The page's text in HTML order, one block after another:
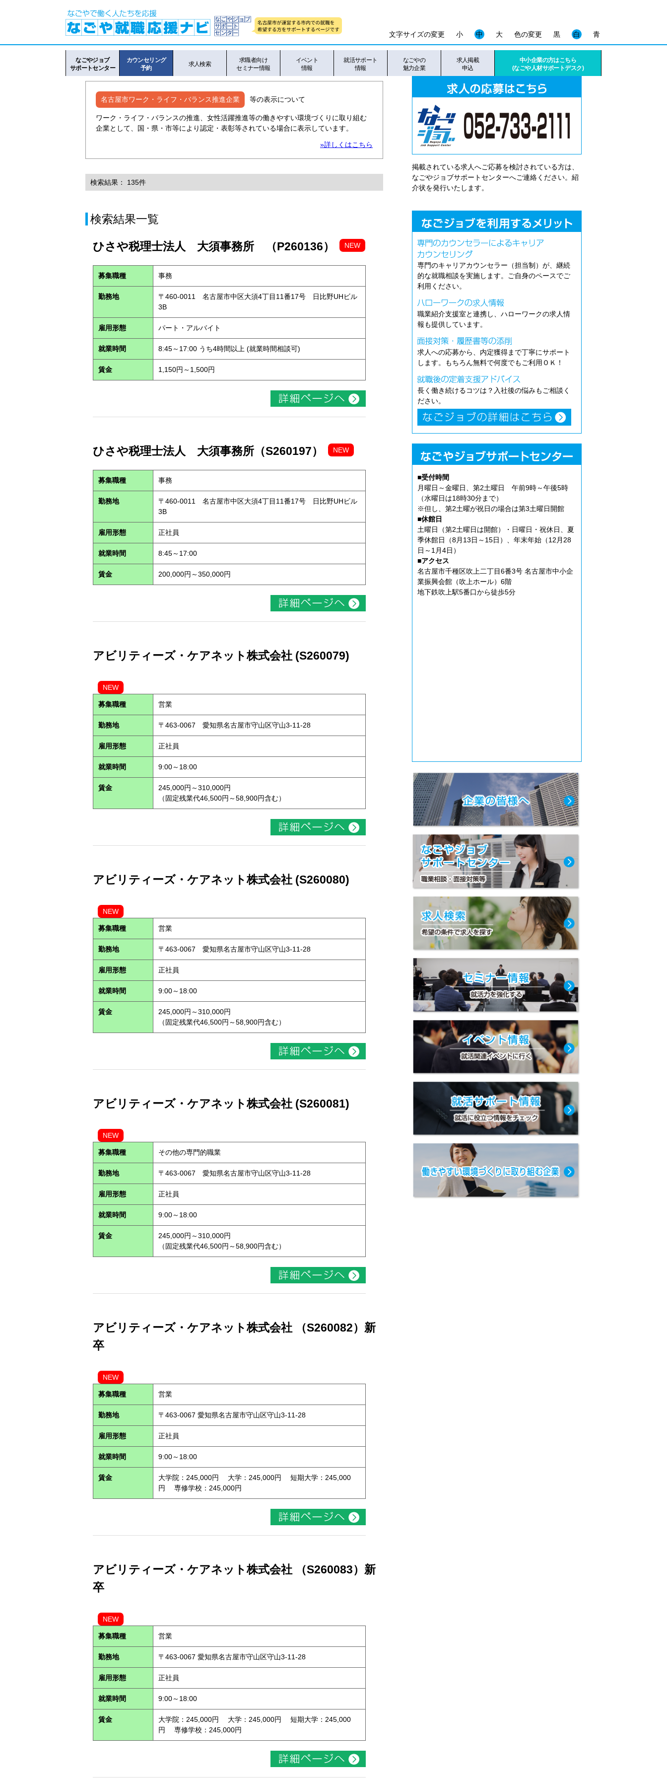
色の変更 黒 白 青
文字サイズの変更 小 中 大
なごやジョブ
サポートセンター
カウンセリング
予約
求人検索
求職者向け
セミナー情報
イベント
情報
就活サポート
情報
なごやの
魅力企業
求人掲載
申込
中小企業の方はこちら
(なごや人材サポートデスク)
名古屋市ワーク・ライフ・バランス推進企業 等の表示について
ワーク・ライフ・バランスの推進、女性活躍推進等の働きやすい環境づくりに取り組む
企業として、国・県・市等により認定・表彰等されている場合に表示しています。
»詳しくはこちら
検索結果： 135件
検索結果一覧
ひさや税理士法人 大須事務所 （P260136） NEW
募集職種 事務
勤務地
〒460-0011 名古屋市中区大須4丁目11番17号 日比野UHビル
3B
雇用形態 パート・アルバイト
就業時間 8:45～17:00 うち4時間以上 (就業時間相談可)
賃金 1,150円～1,500円
ひさや税理士法人 大須事務所（S260197） NEW
募集職種 事務
勤務地
〒460-0011 名古屋市中区大須4丁目11番17号 日比野UHビル
3B
雇用形態 正社員
就業時間 8:45～17:00
賃金 200,000円～350,000円
アビリティーズ・ケアネット株式会社 (S260079)
NEW
募集職種 営業
勤務地 〒463-0067 愛知県名古屋市守山区守山3-11-28
雇用形態 正社員
就業時間 9:00～18:00
賃金
245,000円～310,000円
（固定残業代46,500円～58,900円含む）
アビリティーズ・ケアネット株式会社 (S260080)
NEW
募集職種 営業
勤務地 〒463-0067 愛知県名古屋市守山区守山3-11-28
雇用形態 正社員
就業時間 9:00～18:00
賃金
245,000円～310,000円
（固定残業代46,500円～58,900円含む）
アビリティーズ・ケアネット株式会社 (S260081)
NEW
募集職種 その他の専門的職業
勤務地 〒463-0067 愛知県名古屋市守山区守山3-11-28
雇用形態 正社員
就業時間 9:00～18:00
賃金
245,000円～310,000円
（固定残業代46,500円～58,900円含む）
アビリティーズ・ケアネット株式会社 （S260082）新
卒
NEW
募集職種 営業
勤務地 〒463-0067 愛知県名古屋市守山区守山3-11-28
雇用形態 正社員
就業時間 9:00～18:00
賃金
大学院：245,000円 大学：245,000円 短期大学：245,000
円 専修学校：245,000円
アビリティーズ・ケアネット株式会社 （S260083）新
卒
NEW
募集職種 営業
勤務地 〒463-0067 愛知県名古屋市守山区守山3-11-28
雇用形態 正社員
就業時間 9:00～18:00
賃金
大学院：245,000円 大学：245,000円 短期大学：245,000
円 専修学校：245,000円
掲載されている求人へご応募を検討されている方は、
なごやジョブサポートセンターへご連絡ください。紹
介状を発行いたします。
専門のキャリアカウンセラー（担当制）が、継続
的な就職相談を実施します。ご自身のペースでご
利用ください。
職業紹介支援室と連携し、ハローワークの求人情
報も提供しています。
求人への応募から、内定獲得まで丁寧にサポート
します。もちろん無料で何度でもご利用ＯＫ！
長く働き続けるコツは？入社後の悩みもご相談く
ださい。
■受付時間
月曜日～金曜日、第2土曜日 午前9時～午後5時
（水曜日は18時30分まで）
※但し、第2土曜が祝日の場合は第3土曜日開館
■休館日
土曜日（第2土曜日は開館）・日曜日・祝休日、夏
季休館日（8月13日～15日）、年末年始（12月28
日～1月4日）
■アクセス
名古屋市千種区吹上二丁目6番3号 名古屋市中小企
業振興会館（吹上ホール）6階
地下鉄吹上駅5番口から徒歩5分